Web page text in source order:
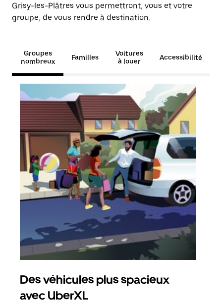
Grisy-les-Plâtres vous permettront, vous et votre
groupe, de vous rendre à destination.
Groupes
nombreux
Familles
Voitures
à louer
Accessibilité
Des véhicules plus spacieux
avec UberXL